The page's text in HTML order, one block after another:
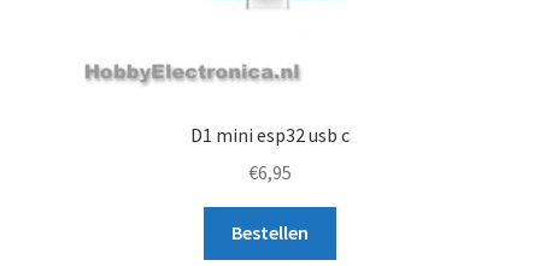
D1 mini esp32 usb c
€6,95
Bestellen